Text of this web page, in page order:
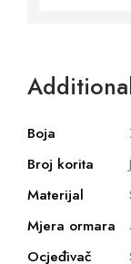
Boja
Broj korita
Materijal
Mjera ormara
Ocjeđivač